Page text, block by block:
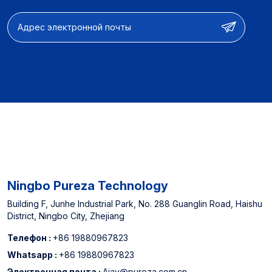
системы фильтрации
воды 【OEM & ODM】
Дизайн продукта и
Ningbo Pureza Technology
Building F, Junhe Industrial Park, No. 288 Guanglin Road, Haishu
District, Ningbo City, Zhejiang
Телефон : +86 19880967823
Whatsapp : +86 19880967823